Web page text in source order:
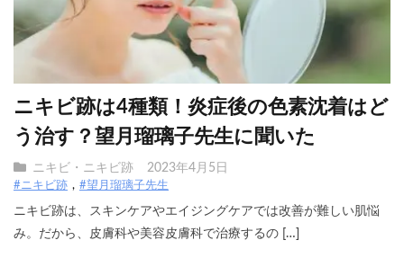
ニキビ跡は4種類！炎症後の色素沈着はど
う治す？望月瑠璃子先生に聞いた
ニキビ・ニキビ跡 2023年4月5日
#ニキビ跡 #望月瑠璃子先生
ニキビ跡は、スキンケアやエイジングケアでは改善が難しい肌悩
み。だから、皮膚科や美容皮膚科で治療するの […]